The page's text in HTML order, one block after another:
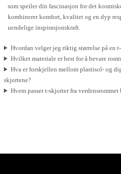
som speiler din fascinasjon for det
kombinerer komfort, kvalitet og en dyp
uendelige inspirasjonskraft.
Hvordan velger jeg riktig størrelse på en
Hvilket materiale er best for å bevare
Hva er forskjellen mellom plastisol- og
skjortene?
Hvem passer t-skjorter fra verdensrommet